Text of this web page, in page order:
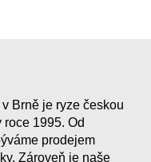
Brně je ryze českou
1995. Od
prodejem
Zároveň je naše